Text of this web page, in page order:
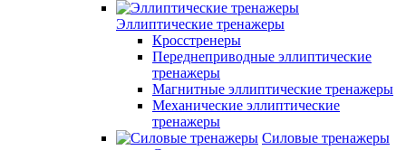
Эллиптические тренажеры
Кросстренеры
Переднеприводные эллиптические
тренажеры
Магнитные эллиптические тренажеры
Механические эллиптические
тренажеры
Силовые тренажеры